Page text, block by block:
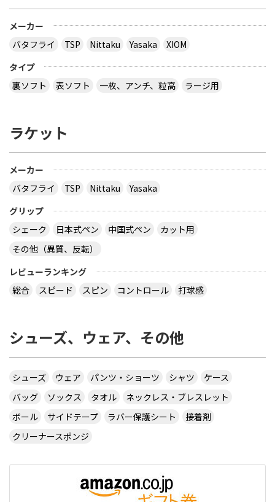
メーカー
バタフライ
TSP Nittaku Yasaka
XIOM
タイプ
裏ソフト
表ソフト 一枚、アンチ、粒高 ラージ用
ラケット
メーカー
バタフライ
TSP Nittaku
Yasaka
グリップ
シェーク
日本式ペン 中国式ペン
カット用
その他（異質、反転）
レビューランキング
総合
スピード スピン コントロール 打球感
シューズ、ウェア、その他
シューズ ウェア パンツ・ショーツ シャツ
ケース
バッグ
ソックス タオル
ネックレス・ブレスレット
ボール
サイドテープ ラバー保護シート
接着剤
クリーナースポンジ